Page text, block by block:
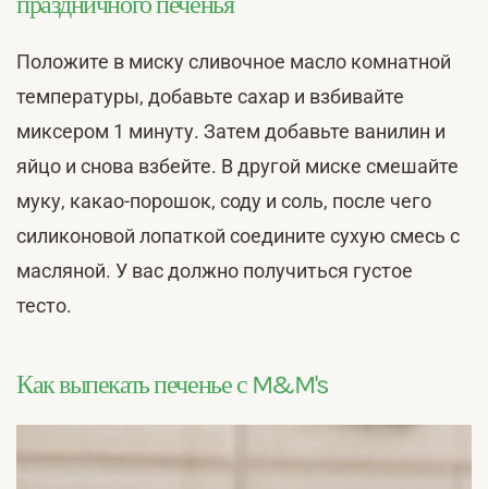
Положите в миску сливочное масло комнатной
температуры, добавьте сахар и взбивайте
миксером 1 минуту. Затем добавьте ванилин и
яйцо и снова взбейте. В другой миске смешайте
муку, какао-порошок, соду и соль, после чего
силиконовой лопаткой соедините сухую смесь с
масляной. У вас должно получиться густое
тесто.
Как выпекать печенье с M&M's